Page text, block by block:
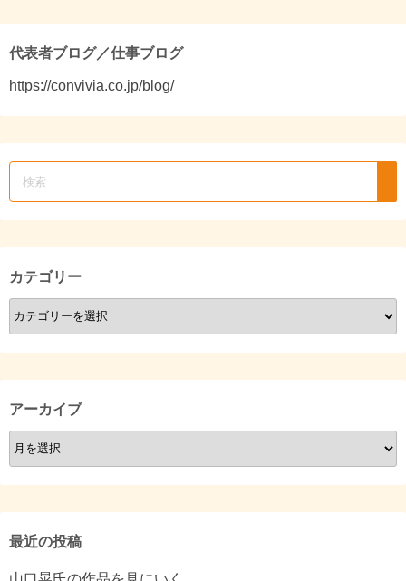
代表者ブログ／仕事ブログ
https://convivia.co.jp/blog/
カテゴリー
カ
テ
ゴ
リ
ー
アーカイブ
ア
ー
カ
イ
ブ
最近の投稿